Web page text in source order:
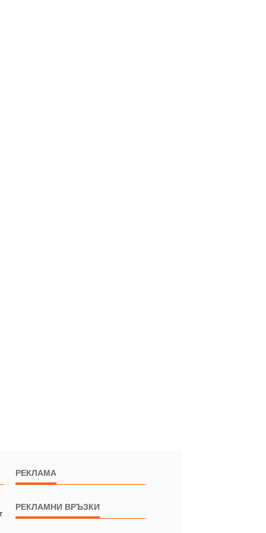
РЕКЛАМА
РЕКЛАМНИ ВРЪЗКИ